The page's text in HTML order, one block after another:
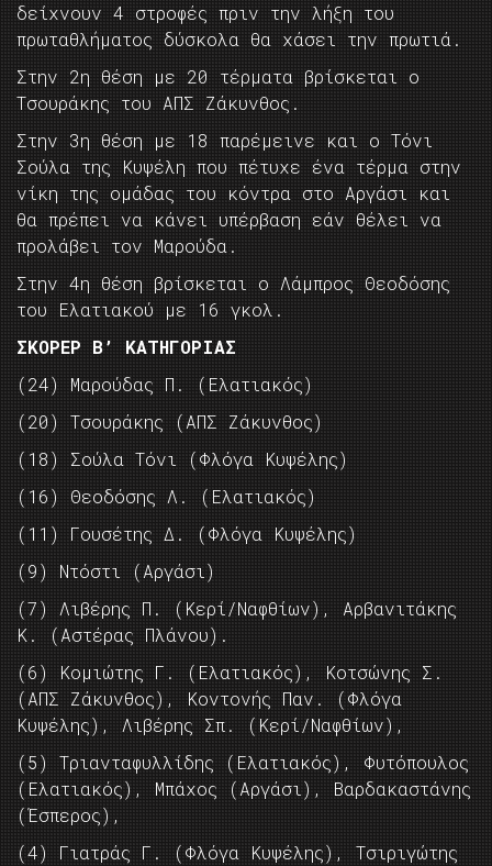
δείχνουν 4 στροφές πριν την λήξη του
πρωταθλήματος δύσκολα θα χάσει την πρωτιά.
Στην 2η θέση με 20 τέρματα βρίσκεται ο
Τσουράκης του ΑΠΣ Ζάκυνθος.
Στην 3η θέση με 18 παρέμεινε και ο Τόνι
Σούλα της Κυψέλη που πέτυχε ένα τέρμα στην
νίκη της ομάδας του κόντρα στο Αργάσι και
θα πρέπει να κάνει υπέρβαση εάν θέλει να
προλάβει τον Μαρούδα.
Στην 4η θέση βρίσκεται ο Λάμπρος Θεοδόσης
του Ελατιακού με 16 γκολ.
ΣΚΟΡΕΡ Β’ ΚΑΤΗΓΟΡΙΑΣ
(24) Μαρούδας Π. (Ελατιακός)
(20) Τσουράκης (ΑΠΣ Ζάκυνθος)
(18) Σούλα Τόνι (Φλόγα Κυψέλης)
(16) Θεοδόσης Λ. (Ελατιακός)
(11) Γουσέτης Δ. (Φλόγα Κυψέλης)
(9) Ντόστι (Αργάσι)
(7) Λιβέρης Π. (Κερί/Ναφθίων), Αρβανιτάκης
Κ. (Αστέρας Πλάνου).
(6) Κομιώτης Γ. (Ελατιακός), Κοτσώνης Σ.
(ΑΠΣ Ζάκυνθος), Κοντονής Παν. (Φλόγα
Κυψέλης), Λιβέρης Σπ. (Κερί/Ναφθίων),
(5) Τριανταφυλλίδης (Ελατιακός), Φυτόπουλος
(Ελατιακός), Μπάχος (Αργάσι), Βαρδακαστάνης
(Έσπερος),
(4) Γιατράς Γ. (Φλόγα Κυψέλης), Τσιριγώτης